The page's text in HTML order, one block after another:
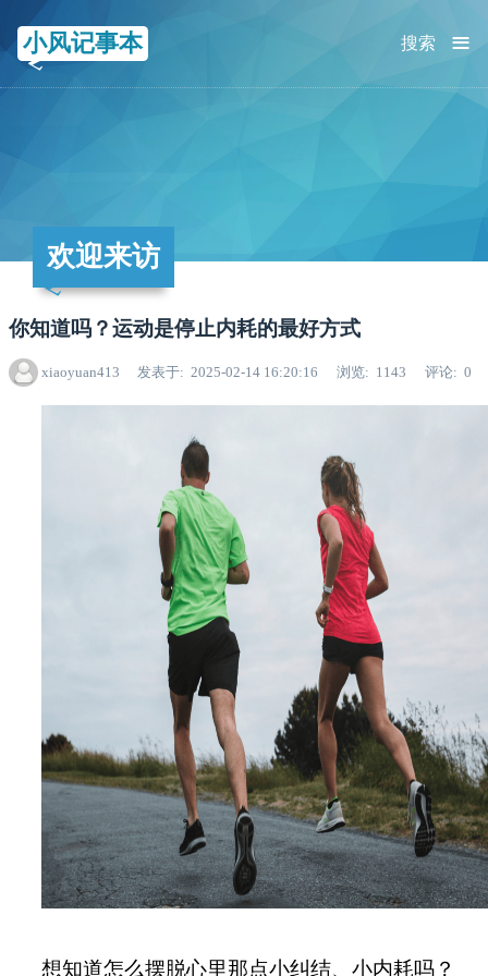
小风记事本 ≡
搜索
欢迎来访
你知道吗？运动是停止内耗的最好方式
xiaoyuan413 发表于 2025-02-14 16:20:16 浏览 1143 评论 0
想知道怎么摆脱心里那点小纠结、小内耗吗？